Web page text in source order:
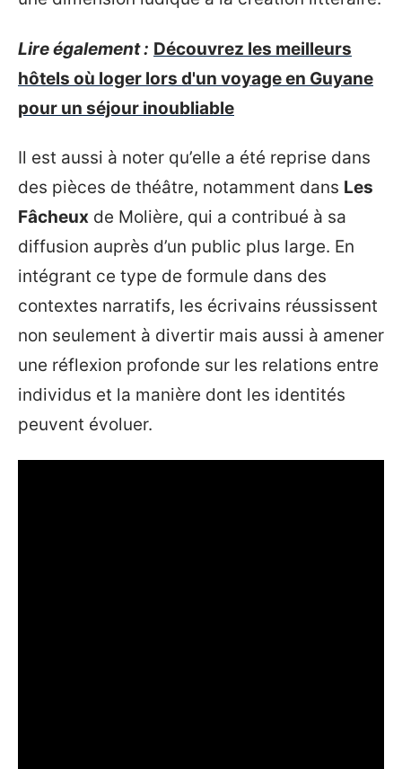
Lire également : Découvrez les meilleurs
hôtels où loger lors d'un voyage en Guyane
pour un séjour inoubliable
Il est aussi à noter qu’elle a été reprise dans
des pièces de théâtre, notamment dans Les
Fâcheux de Molière, qui a contribué à sa
diffusion auprès d’un public plus large. En
intégrant ce type de formule dans des
contextes narratifs, les écrivains réussissent
non seulement à divertir mais aussi à amener
une réflexion profonde sur les relations entre
individus et la manière dont les identités
peuvent évoluer.